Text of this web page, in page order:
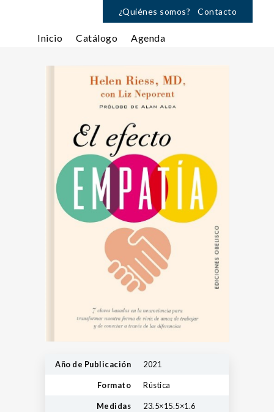
¿Quiénes somos? Contacto
Inicio Catálogo Agenda
Año de Publicación 2021
Formato Rústica
Medidas 23.5×15.5×1.6